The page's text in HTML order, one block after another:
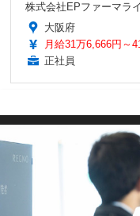
株式会社EPファーマラ
大阪府
月給31万6,666円～
正社員